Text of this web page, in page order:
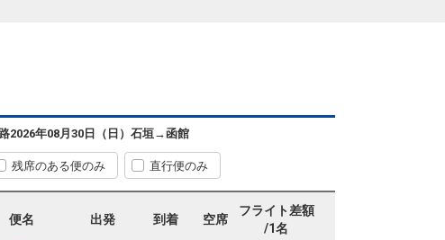
2026年08月30日（日） 石垣→函館
残席のある便のみ 直行便のみ
便名 出発 到着 空席
フライト差額
/1名
08:55
18:45
608便
石垣
11:05
函館
18:45
― 円
クラスJを利用する 3 +5,100円